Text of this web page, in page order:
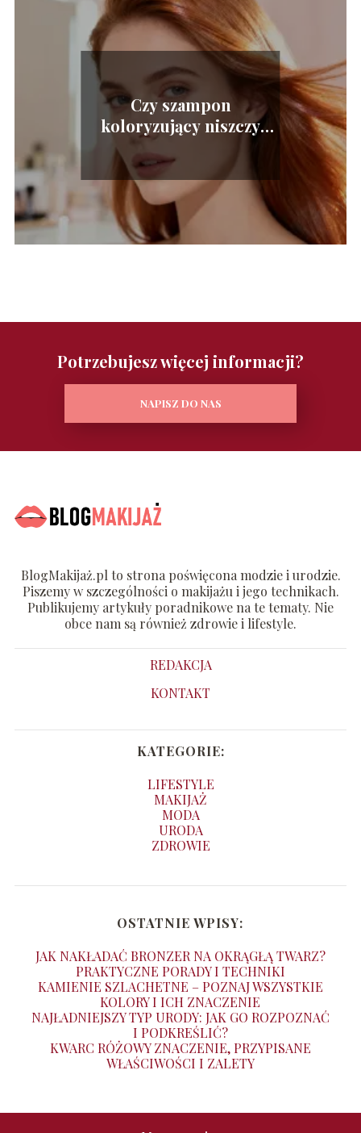
Czy szampon
koloryzujący niszczy
włosy? Fakty i mity
Potrzebujesz więcej informacji?
NAPISZ DO NAS
BlogMakijaż.pl to strona poświęcona modzie i urodzie.
Piszemy w szczególności o makijażu i jego technikach.
Publikujemy artykuły poradnikowe na te tematy. Nie
obce nam są również zdrowie i lifestyle.
REDAKCJA
KONTAKT
KATEGORIE:
LIFESTYLE
MAKIJAŻ
MODA
URODA
ZDROWIE
OSTATNIE WPISY:
JAK NAKŁADAĆ BRONZER NA OKRĄGŁĄ TWARZ?
PRAKTYCZNE PORADY I TECHNIKI
KAMIENIE SZLACHETNE – POZNAJ WSZYSTKIE
KOLORY I ICH ZNACZENIE
NAJŁADNIEJSZY TYP URODY: JAK GO ROZPOZNAĆ
I PODKREŚLIĆ?
KWARC RÓŻOWY ZNACZENIE, PRZYPISANE
WŁAŚCIWOŚCI I ZALETY